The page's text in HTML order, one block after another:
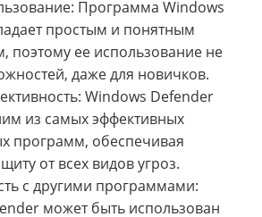
Программа Windows
простым и понятным
поэтому ее использование не
даже для новичков.
Windows Defender
из самых эффективных
программ, обеспечивая
от всех видов угроз.
с другими программами:
может быть использован